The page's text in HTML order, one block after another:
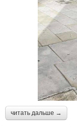
читать дальше →